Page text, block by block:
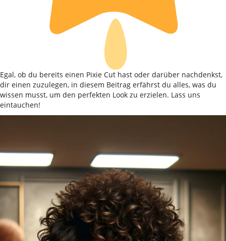
Egal, ob du bereits einen Pixie Cut hast oder darüber nachdenkst,
dir einen zuzulegen, in diesem Beitrag erfährst du alles, was du
wissen musst, um den perfekten Look zu erzielen. Lass uns
eintauchen!